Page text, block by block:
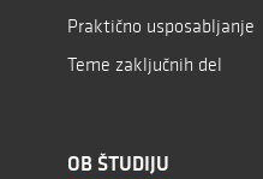
Praktično usposabljanje
Teme zaključnih del
OB ŠTUDIJU